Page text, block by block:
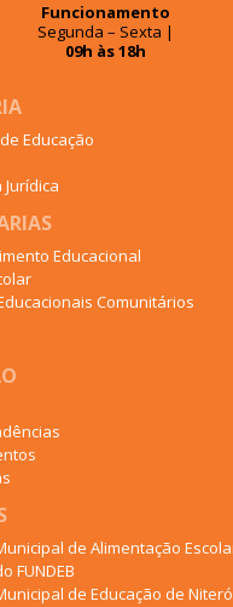
Funcionamento
Segunda – Sexta |
09h às 18h
Educação
Educacional
Comunitários
de Alimentação
FUNDEB
de Educação de